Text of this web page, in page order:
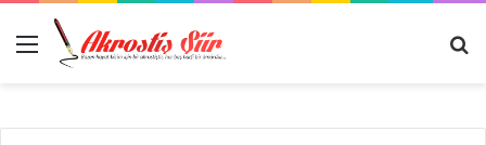
Menü